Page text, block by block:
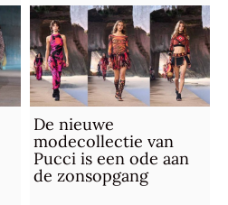
De nieuwe
modecollectie van
Pucci is een ode aan
de zonsopgang